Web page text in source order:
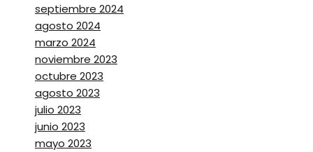
septiembre 2024
agosto 2024
marzo 2024
noviembre 2023
octubre 2023
agosto 2023
julio 2023
junio 2023
mayo 2023